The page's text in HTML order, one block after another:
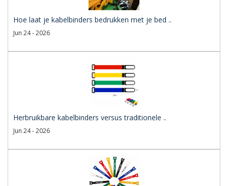
Hoe laat je kabelbinders bedrukken met je bed ..
Jun 24 - 2026
Herbruikbare kabelbinders versus traditionele ..
Jun 24 - 2026